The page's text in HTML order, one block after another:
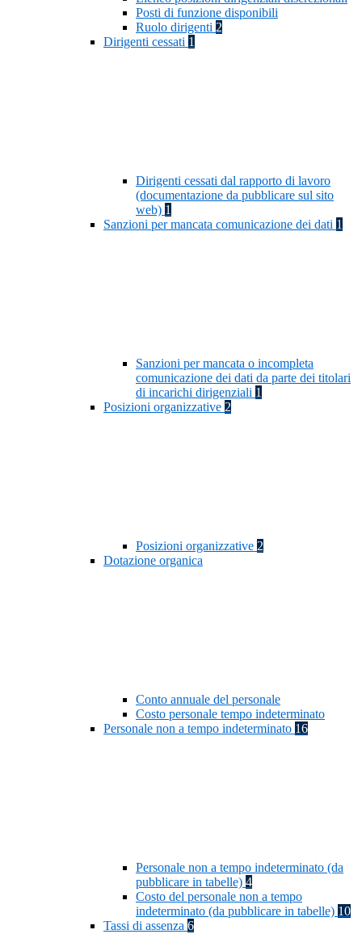
Posti di funzione disponibili
Ruolo dirigenti 2
Dirigenti cessati 1
Dirigenti cessati dal rapporto di lavoro
(documentazione da pubblicare sul sito
web) 1
Sanzioni per mancata comunicazione dei dati 1
Sanzioni per mancata o incompleta
comunicazione dei dati da parte dei titolari
di incarichi dirigenziali 1
Posizioni organizzative 2
Posizioni organizzative 2
Dotazione organica
Conto annuale del personale
Costo personale tempo indeterminato
Personale non a tempo indeterminato 16
Personale non a tempo indeterminato (da
pubblicare in tabelle) 4
Costo del personale non a tempo
indeterminato (da pubblicare in tabelle) 10
Tassi di assenza 6